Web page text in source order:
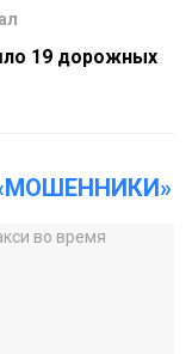
19 дорожных